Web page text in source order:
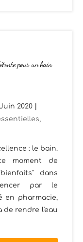
pour un bain
2020
,
: le bain.
moment de
dans
par le
en pharmacie,
de rendre l'eau